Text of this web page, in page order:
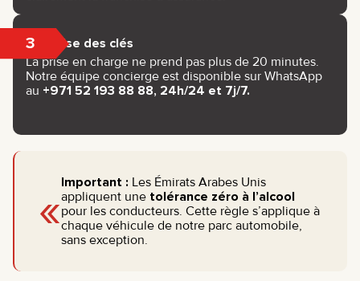
3 Remise des clés
La prise en charge ne prend pas plus de 20 minutes.
Notre équipe concierge est disponible sur WhatsApp
au +971 52 193 88 88, 24h/24 et 7j/7.
«Important : Les Émirats Arabes Unis
appliquent une tolérance zéro à l’alcool
pour les conducteurs. Cette règle s’applique à
chaque véhicule de notre parc automobile,
sans exception.